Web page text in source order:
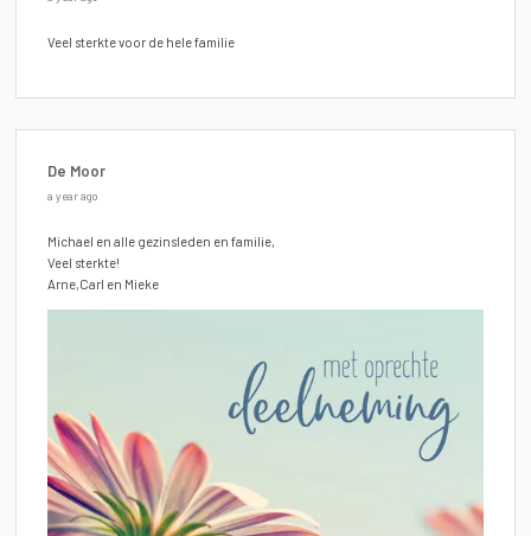
Veel sterkte voor de hele familie
De Moor
a year ago
Michael en alle gezinsleden en familie,
Veel sterkte!
Arne,Carl en Mieke